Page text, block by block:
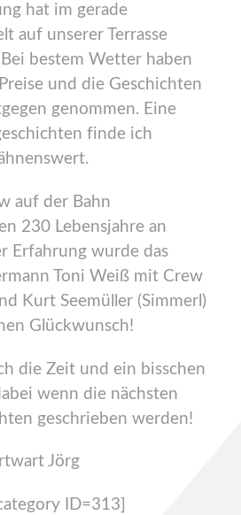
hat im gerade
auf unserer Terrasse
bestem Wetter haben
und die Geschichten
genommen. Eine
finde ich
auf der Bahn
230 Lebensjahre an
Erfahrung wurde das
Toni Weiß mit Crew
Kurt Seemüller (Simmerl)
Glückwunsch!
die Zeit und ein bisschen
wenn die nächsten
geschrieben werden!
Jörg
ID=313]